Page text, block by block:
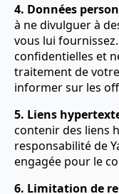
4. Données
à ne divulguer à
vous lui
confidentielles et
traitement de
informer sur les
5. Liens
contenir des liens
responsabilité de
engagée pour le
6. Limitation de